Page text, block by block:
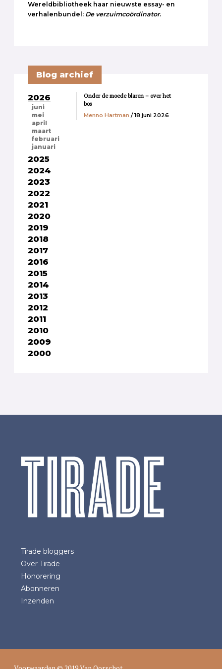
Wereldbibliotheek haar nieuwste essay- en
verhalenbundel: De verzuimcoördinator.
Blog archief
2026
juni
mei
april
maart
februari
januari
2025
2024
2023
2022
2021
2020
2019
2018
2017
2016
2015
2014
2013
2012
2011
2010
2009
2000
Onder de moede blaren – over het
bos
Menno Hartman / 18 juni 2026
Tirade bloggers
Over Tirade
Honorering
Abonneren
Inzenden